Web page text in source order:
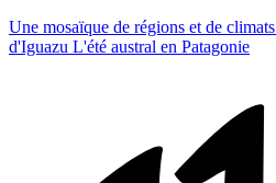
Une mosaïque de régions et de climats
d'Iguazu L'été austral en Patagonie